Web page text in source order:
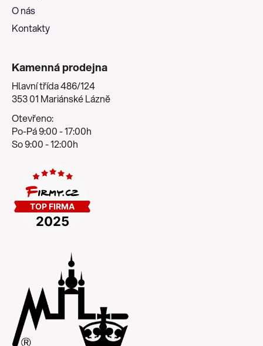
O nás
Kontakty
Kamenná prodejna
Hlavní třída 486/124
353 01 Mariánské Lázně
Otevřeno:
Po-Pá 9:00 - 17:00h
So 9:00 - 12:00h